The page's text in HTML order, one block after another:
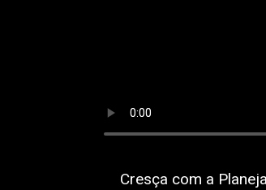
Cresça com a